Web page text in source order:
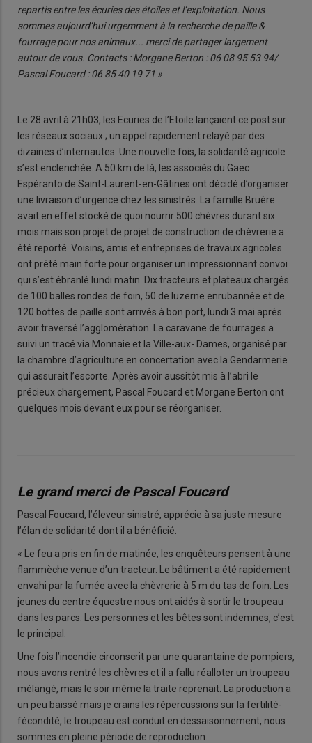
repartis entre les écuries des étoiles et l’exploitation. Nous
sommes aujourd’hui urgemment à la recherche de paille &
fourrage pour nos animaux... merci de partager largement
autour de vous. Contacts : Morgane Berton : 06 08 95 53 94/
Pascal Foucard : 06 85 40 19 71 »
Le 28 avril à 21h03, les Ecuries de l’Etoile lançaient ce post sur
les réseaux sociaux ; un appel rapidement relayé par des
dizaines d’internautes. Une nouvelle fois, la solidarité agricole
s’est enclenchée. A 50 km de là, les associés du Gaec
Espéranto de Saint-Laurent-en-Gâtines ont décidé d’organiser
une livraison d’urgence chez les sinistrés. La famille Bruère
avait en effet stocké de quoi nourrir 500 chèvres durant six
mois mais son projet de projet de construction de chèvrerie a
été reporté. Voisins, amis et entreprises de travaux agricoles
ont prêté main forte pour organiser un impressionnant convoi
qui s’est ébranlé lundi matin. Dix tracteurs et plateaux chargés
de 100 balles rondes de foin, 50 de luzerne enrubannée et de
120 bottes de paille sont arrivés à bon port, lundi 3 mai après
avoir traversé l’agglomération. La caravane de fourrages a
suivi un tracé via Monnaie et la Ville-aux- Dames, organisé par
la chambre d’agriculture en concertation avec la Gendarmerie
qui assurait l’escorte. Après avoir aussitôt mis à l’abri le
précieux chargement, Pascal Foucard et Morgane Berton ont
quelques mois devant eux pour se réorganiser.
Le grand merci de Pascal Foucard
Pascal Foucard, l’éleveur sinistré, apprécie à sa juste mesure
l’élan de solidarité dont il a bénéficié.
« Le feu a pris en fin de matinée, les enquêteurs pensent à une
flammèche venue d’un tracteur. Le bâtiment a été rapidement
envahi par la fumée avec la chèvrerie à 5 m du tas de foin. Les
jeunes du centre équestre nous ont aidés à sortir le troupeau
dans les parcs. Les personnes et les bêtes sont indemnes, c’est
le principal.
Une fois l’incendie circonscrit par une quarantaine de pompiers,
nous avons rentré les chèvres et il a fallu réalloter un troupeau
mélangé, mais le soir même la traite reprenait. La production a
un peu baissé mais je crains les répercussions sur la fertilité-
fécondité, le troupeau est conduit en dessaisonnement, nous
sommes en pleine période de reproduction.